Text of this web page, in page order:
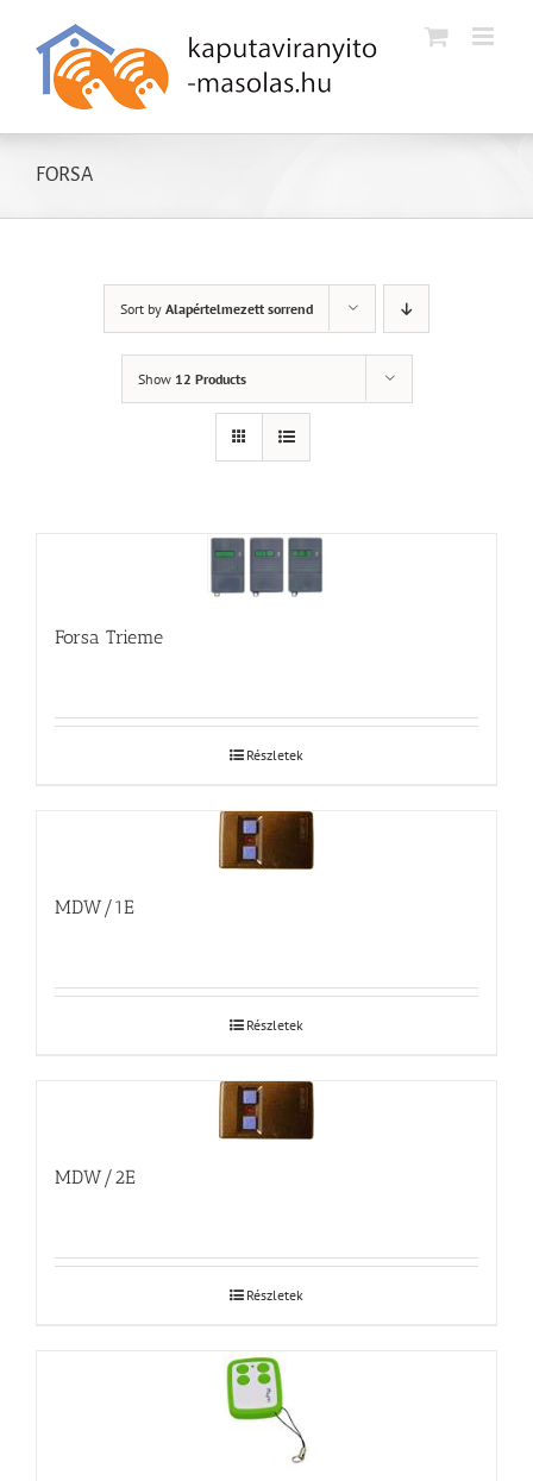
Kihagyás
FORSA
Sort by Alapértelmezett sorrend
Show 12 Products
Forsa Trieme
Részletek
MDW/1E
Részletek
MDW/2E
Részletek